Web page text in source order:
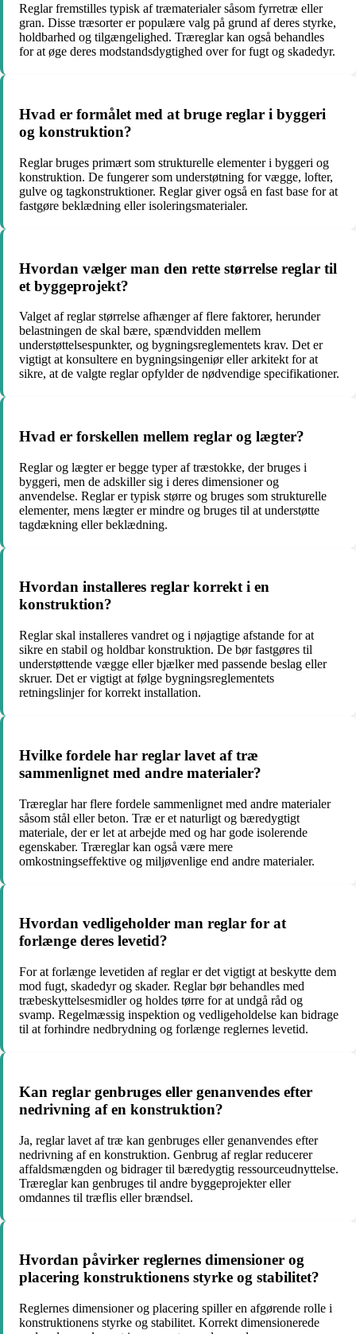
Reglar fremstilles typisk af træmaterialer såsom fyrretræ eller
gran. Disse træsorter er populære valg på grund af deres styrke,
holdbarhed og tilgængelighed. Træreglar kan også behandles
for at øge deres modstandsdygtighed over for fugt og skadedyr.
Hvad er formålet med at bruge reglar i byggeri
og konstruktion?
Reglar bruges primært som strukturelle elementer i byggeri og
konstruktion. De fungerer som understøtning for vægge, lofter,
gulve og tagkonstruktioner. Reglar giver også en fast base for at
fastgøre beklædning eller isoleringsmaterialer.
Hvordan vælger man den rette størrelse reglar til
et byggeprojekt?
Valget af reglar størrelse afhænger af flere faktorer, herunder
belastningen de skal bære, spændvidden mellem
understøttelsespunkter, og bygningsreglementets krav. Det er
vigtigt at konsultere en bygningsingeniør eller arkitekt for at
sikre, at de valgte reglar opfylder de nødvendige specifikationer.
Hvad er forskellen mellem reglar og lægter?
Reglar og lægter er begge typer af træstokke, der bruges i
byggeri, men de adskiller sig i deres dimensioner og
anvendelse. Reglar er typisk større og bruges som strukturelle
elementer, mens lægter er mindre og bruges til at understøtte
tagdækning eller beklædning.
Hvordan installeres reglar korrekt i en
konstruktion?
Reglar skal installeres vandret og i nøjagtige afstande for at
sikre en stabil og holdbar konstruktion. De bør fastgøres til
understøttende vægge eller bjælker med passende beslag eller
skruer. Det er vigtigt at følge bygningsreglementets
retningslinjer for korrekt installation.
Hvilke fordele har reglar lavet af træ
sammenlignet med andre materialer?
Træreglar har flere fordele sammenlignet med andre materialer
såsom stål eller beton. Træ er et naturligt og bæredygtigt
materiale, der er let at arbejde med og har gode isolerende
egenskaber. Træreglar kan også være mere
omkostningseffektive og miljøvenlige end andre materialer.
Hvordan vedligeholder man reglar for at
forlænge deres levetid?
For at forlænge levetiden af reglar er det vigtigt at beskytte dem
mod fugt, skadedyr og skader. Reglar bør behandles med
træbeskyttelsesmidler og holdes tørre for at undgå råd og
svamp. Regelmæssig inspektion og vedligeholdelse kan bidrage
til at forhindre nedbrydning og forlænge reglernes levetid.
Kan reglar genbruges eller genanvendes efter
nedrivning af en konstruktion?
Ja, reglar lavet af træ kan genbruges eller genanvendes efter
nedrivning af en konstruktion. Genbrug af reglar reducerer
affaldsmængden og bidrager til bæredygtig ressourceudnyttelse.
Træreglar kan genbruges til andre byggeprojekter eller
omdannes til træflis eller brændsel.
Hvordan påvirker reglernes dimensioner og
placering konstruktionens styrke og stabilitet?
Reglernes dimensioner og placering spiller en afgørende rolle i
konstruktionens styrke og stabilitet. Korrekt dimensionerede